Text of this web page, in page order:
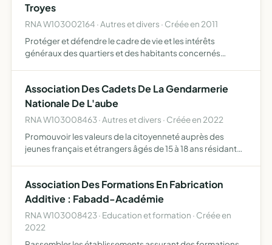
Troyes
RNA W103002164 · Autres et divers · Créée en 2011
Protéger et défendre le cadre de vie et les intérêts
généraux des quartiers et des habitants concernés
chaudières bois et paill…
Association Des Cadets De La Gendarmerie
Nationale De L'aube
RNA W103008463 · Autres et divers · Créée en 2022
Promouvoir les valeurs de la citoyenneté auprès des
jeunes français et étrangers âgés de 15 à 18 ans résidant
Gendarme…
Association Des Formations En Fabrication
Additive : Fabadd-Académie
RNA W103008423 · Education et formation · Créée en
2022